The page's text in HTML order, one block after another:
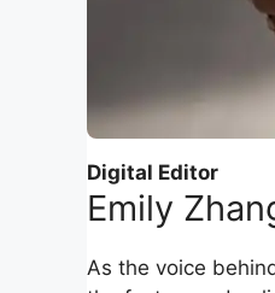
Digital Editor
Emily
As the voice